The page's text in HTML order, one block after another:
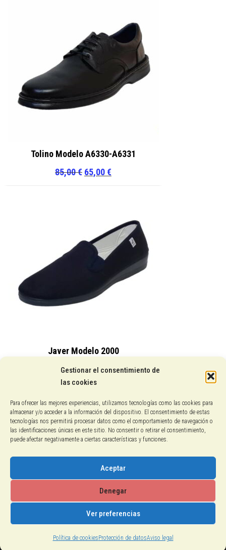
Gestionar el consentimiento de
las cookies
Para ofrecer las mejores experiencias, utilizamos tecnologías como las cookies para
almacenar y/o acceder a la información del dispositivo. El consentimiento de estas
tecnologías nos permitirá procesar datos como el comportamiento de navegación o
las identificaciones únicas en este sitio. No consentir o retirar el consentimiento,
puede afectar negativamente a ciertas características y funciones.
Aceptar
Denegar
Ver preferencias
Política de cookiesProtección de datosAviso legal
Tolino Modelo A6330-A6331
85,00€ El
85,00 €.
65,00€
65,00 €.
Javer Modelo 2000
15,25€
Conocenos
Pagos con PayPal